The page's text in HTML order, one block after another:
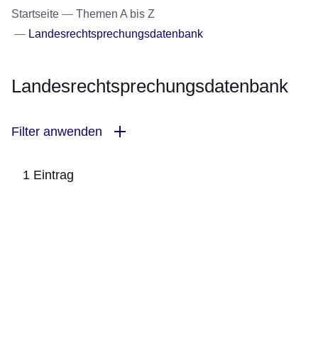
Startseite
Themen A bis Z
Landesrechtsprechungsdatenbank
Landesrechtsprechungsdatenbank
Filter anwenden
1 Eintrag